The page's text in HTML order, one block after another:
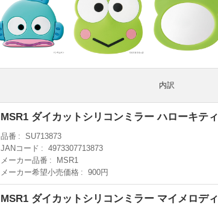
内訳
MSR1 ダイカットシリコンミラー ハローキティ
品番
SU713873
JANコード
4973307713873
メーカー品番
MSR1
メーカー希望小売価格
900円
MSR1 ダイカットシリコンミラー マイメロディ